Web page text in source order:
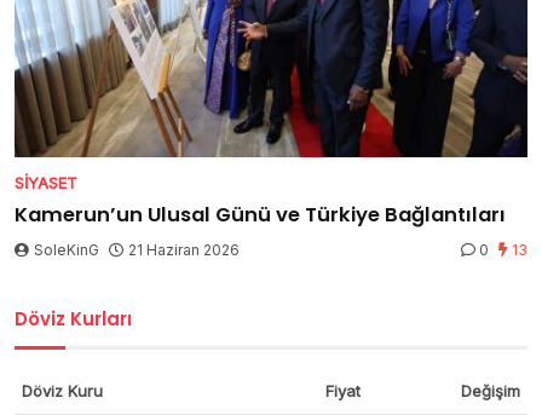
SIYASET
Kamerun’un Ulusal Günü ve Türkiye Bağlantıları
SoleKinG 21 Haziran 2026 0 13
Döviz Kurları
Döviz Kuru Fiyat Değişim